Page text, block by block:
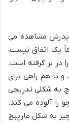
پدرش مشاهده می
یک اتفاق نیست،
در بر گرفته است.
و با هم راهی برای
به شکلی تدریجی
را آلوده می کند.
چیز به شکل مارپیچ